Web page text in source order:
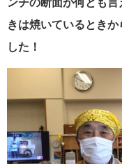
ンチの断面が何とも
きは焼いているとき
した！